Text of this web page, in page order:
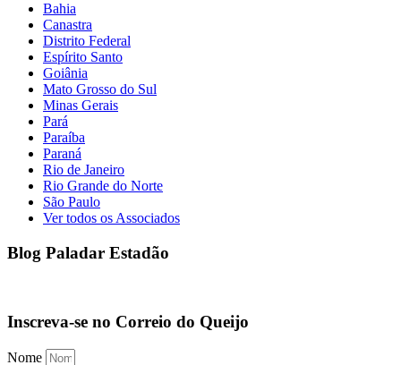
Bahia
Canastra
Distrito Federal
Espírito Santo
Goiânia
Mato Grosso do Sul
Minas Gerais
Pará
Paraíba
Paraná
Rio de Janeiro
Rio Grande do Norte
São Paulo
Ver todos os Associados
Blog Paladar Estadão
Inscreva-se no Correio do Queijo
Nome